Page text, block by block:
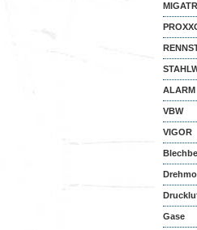
VBW
VIGOR
Gase